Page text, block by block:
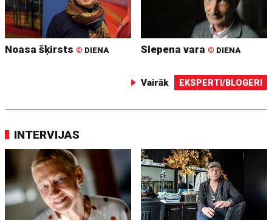
Noasa šķirsts © DIENA Slepena vara © DIENA
Vairāk EKSPERTI/BLOGERI
INTERVIJAS